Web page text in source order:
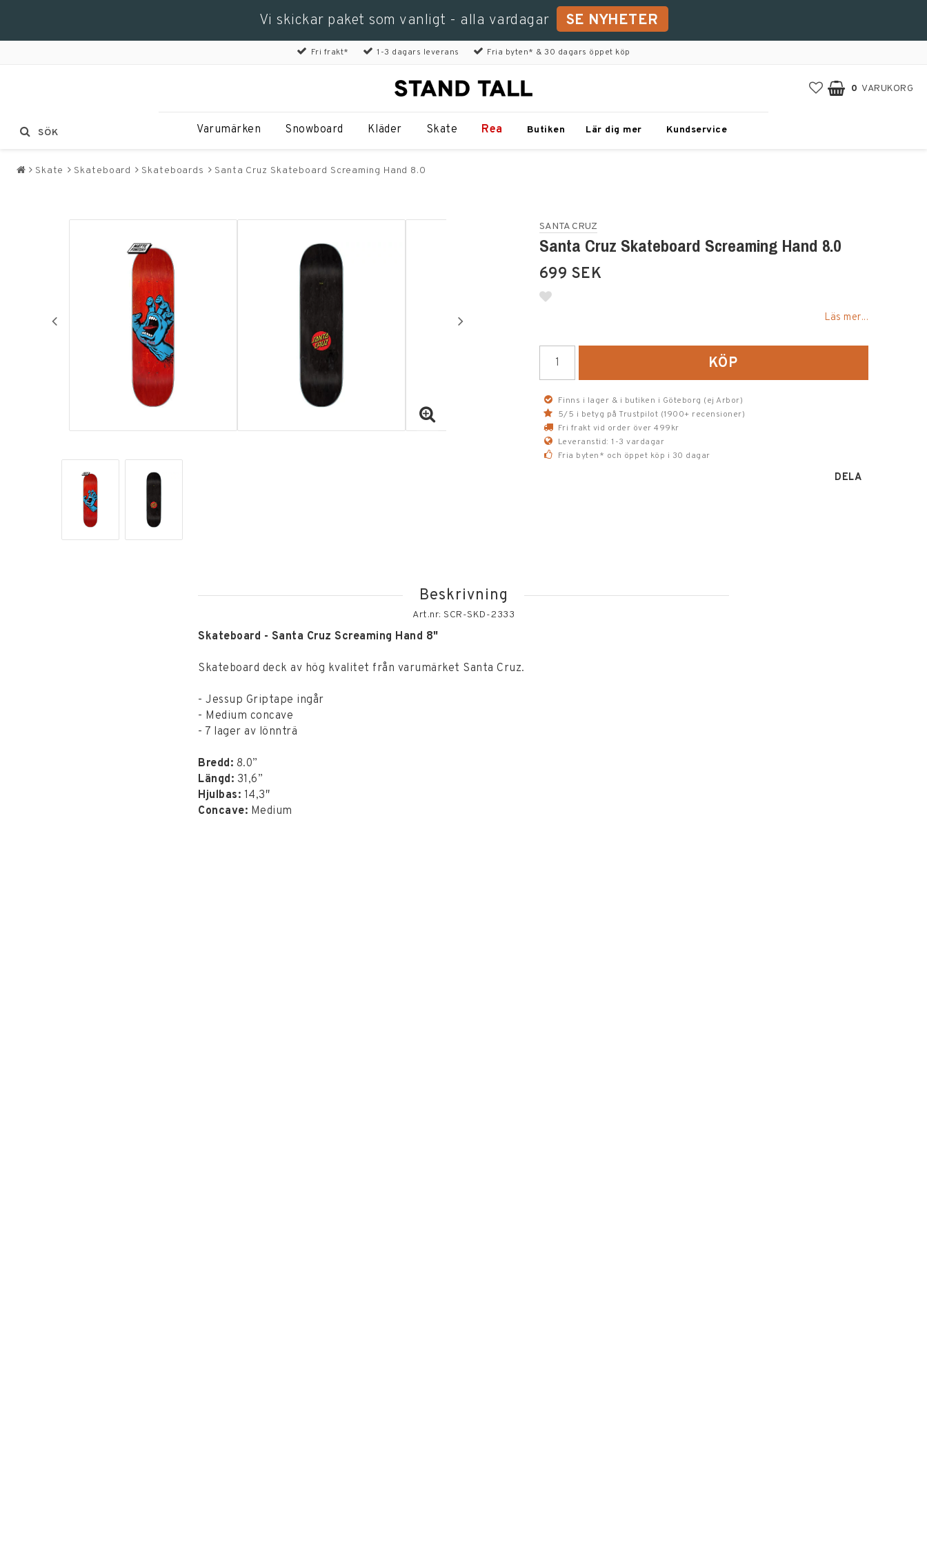
Vi skickar paket som vanligt - alla vardagar SE NYHETER
Fri frakt* 1-3 dagars leverans Fria byten* & 30 dagars öppet köp
0 VARUKORG
Varumärken Snowboard Kläder Skate Rea Butiken Lär dig mer Kundservice
SÖK
Skate Skateboard Skateboards Santa Cruz Skateboard Screaming Hand 8.0
SANTA CRUZ
Santa Cruz Skateboard Screaming Hand 8.0
699 SEK
Läs mer...
KÖP
Finns i lager & i butiken i Göteborg (ej Arbor)
5/5 i betyg på Trustpilot (1900+ recensioner)
Fri frakt vid order över 499kr
Leveranstid: 1-3 vardagar
Fria byten* och öppet köp i 30 dagar
DELA
Beskrivning
Art.nr: SCR-SKD-2333
Skateboard - Santa Cruz Screaming Hand 8"
Skateboard deck av hög kvalitet från varumärket Santa Cruz.
- Jessup Griptape ingår
- Medium concave
- 7 lager av lönnträ
Bredd: 8.0”
Längd: 31,6”
Hjulbas: 14,3″
Concave: Medium